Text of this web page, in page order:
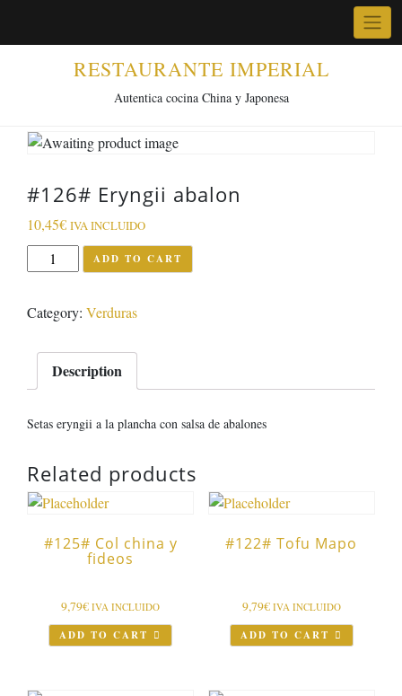
RESTAURANTE IMPERIAL
Autentica cocina China y Japonesa
#126# Eryngii abalon
10,45€ IVA INCLUIDO
#126#
Eryngii
quantity
ADD TO CART
Category: Verduras
Description
Setas eryngii a la plancha con salsa de abalones
Related products
#125# Col china y
fideos
9,79€ IVA INCLUIDO
ADD TO CART
#122# Tofu Mapo
9,79€ IVA INCLUIDO
ADD TO CART